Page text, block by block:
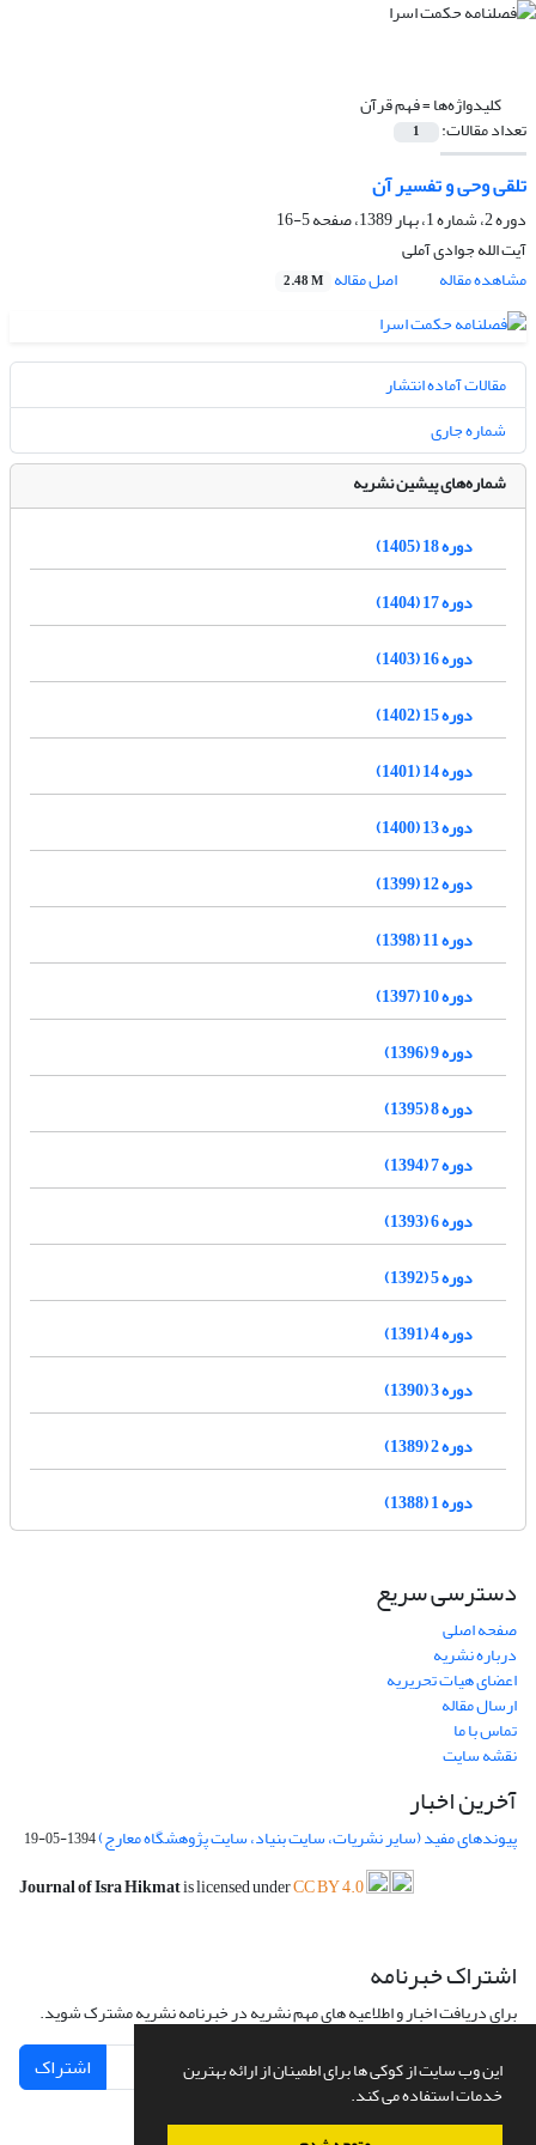
این وب سایت از کوکی ها برای اطمینان از ارائه بهترین
خدمات استفاده می کند.
کلیدواژه‌ها =فهم قرآن
تعداد مقالات: 1
تلقی وحی و تفسیر آن
دوره 2، شماره 1، بهار 1389، صفحه
5-16
آیت الله جوادی آملی
مشاهده مقاله
اصل مقاله 2.48 M
مقالات آماده انتشار
شماره جاری
شماره‌های پیشین نشریه
دوره 18 (1405)
دوره 17 (1404)
دوره 16 (1403)
دوره 15 (1402)
دوره 14 (1401)
دوره 13 (1400)
دوره 12 (1399)
دوره 11 (1398)
دوره 10 (1397)
دوره 9 (1396)
دوره 8 (1395)
دوره 7 (1394)
دوره 6 (1393)
دوره 5 (1392)
دوره 4 (1391)
دوره 3 (1390)
دوره 2 (1389)
دوره 1 (1388)
دسترسی سریع
صفحه اصلی
درباره نشریه
اعضای هیات تحریریه
ارسال مقاله
تماس با ما
نقشه سایت
آخرین اخبار
پیوندهای مفید (سایر نشریات، سایت بنیاد، سایت پژوهشگاه معارج)1394-05-19
Journal of Isra Hikmatis licensed underCC BY 4.0
اشتراک خبرنامه
برای دریافت اخبار و اطلاعیه های مهم نشریه در خبرنامه نشریه مشترک شوید.
اشتراک